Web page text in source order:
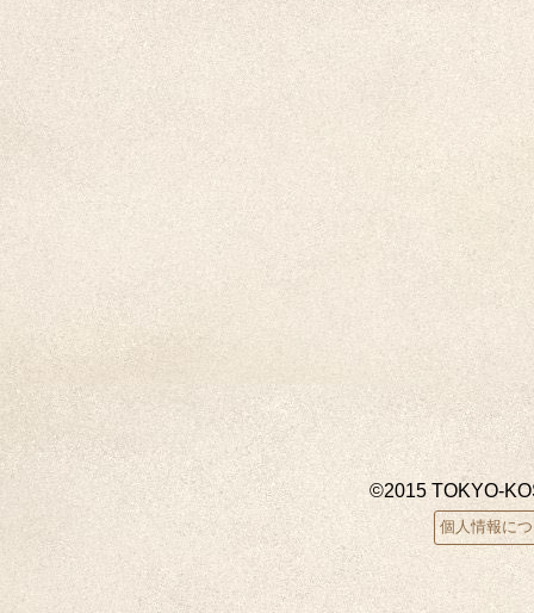
©2015 TOKYO-
個人情報に